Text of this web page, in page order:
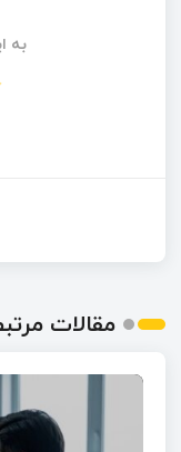
به
مقالات